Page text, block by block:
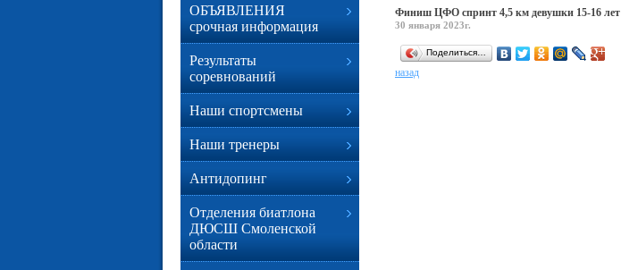
Финиш ЦФО спринт 4,5 км девушки 15-16 лет
30 января 2023г.
Поделиться…
назад
ОБЪЯВЛЕНИЯ
срочная информация
Результаты
соревнований
Наши спортсмены
Наши тренеры
Антидопинг
Отделения биатлона
ДЮСШ Смоленской
области